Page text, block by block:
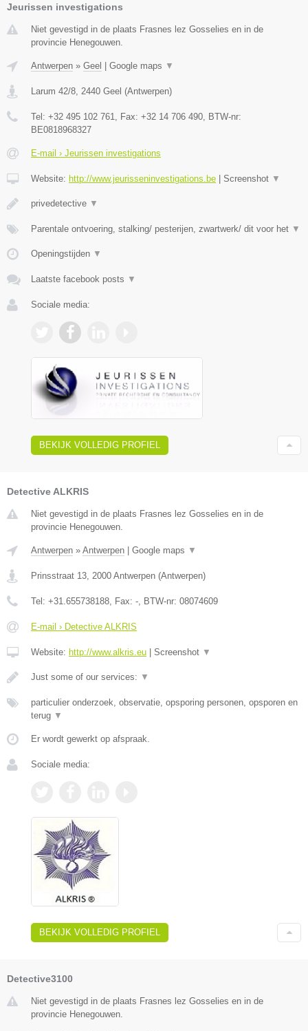
Jeurissen investigations
Niet gevestigd in de plaats Frasnes lez Gosselies en in de
provincie Henegouwen.
Antwerpen » Geel | Google maps ▼
Larum 42/8 2440 Geel (Antwerpen)
Tel: +32 495 102 761 , Fax: +32 14 706 490 , BTW-nr:
BE0818968327
E-mail › Jeurissen investigations
Website: http://www.jeurisseninvestigations.be | Screenshot ▼
privedetective ▼
Parentale ontvoering, stalking/ pesterijen, zwartwerk/ dit voor het ▼
Openingstijden ▼
Laatste facebook posts ▼
Sociale media:
BEKIJK VOLLEDIG PROFIEL
Detective ALKRIS
Niet gevestigd in de plaats Frasnes lez Gosselies en in de
provincie Henegouwen.
Antwerpen » Antwerpen Google maps ▼
Prinsstraat 13 2000 Antwerpen (Antwerpen)
Tel: +31.655738188 , Fax: - , BTW-nr: 08074609
E-mail › Detective ALKRIS
Website: http://www.alkris.eu Screenshot ▼
Just some of our services: ▼
particulier onderzoek, observatie, opsporing personen, opsporen en
terug ▼
Er wordt gewerkt op afspraak.
Sociale media:
BEKIJK VOLLEDIG PROFIEL
Detective3100
Niet gevestigd in de plaats Frasnes lez Gosselies en in de
provincie Henegouwen.